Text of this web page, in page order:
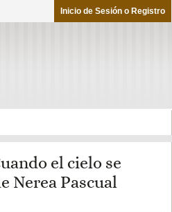
Inicio de Sesión o Registro
el cielo se
Nerea Pascual